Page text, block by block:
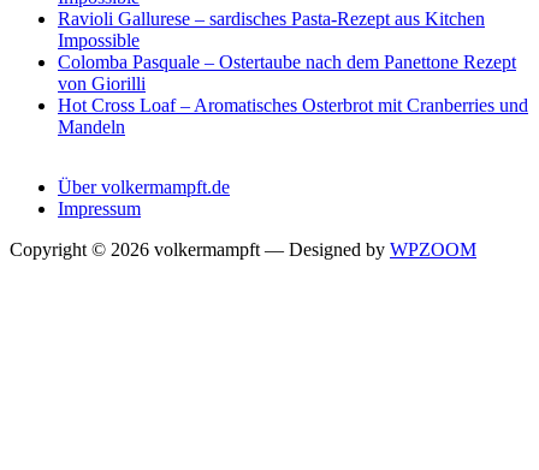
Ravioli Gallurese – sardisches Pasta-Rezept aus Kitchen
Impossible
Colomba Pasquale – Ostertaube nach dem Panettone Rezept
von Giorilli
Hot Cross Loaf – Aromatisches Osterbrot mit Cranberries und
Mandeln
Über volkermampft.de
Impressum
Copyright © 2026 volkermampft — Designed by WPZOOM